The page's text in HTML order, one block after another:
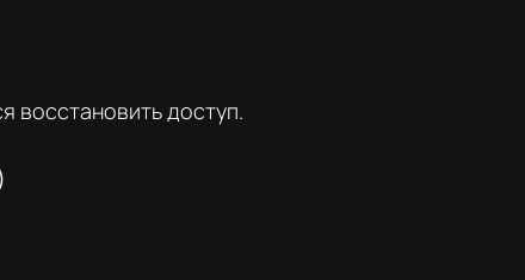
восстановить доступ.